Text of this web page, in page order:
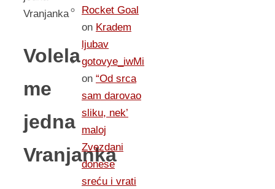
Vranjanka
Volela
me
jedna
Vranjanka
Rocket Goal
on Kradem
ljubav
gotovye_iwMi
on “Od srca
sam darovao
sliku, nek’
maloj
Zvezdani
donese
sreću i vrati